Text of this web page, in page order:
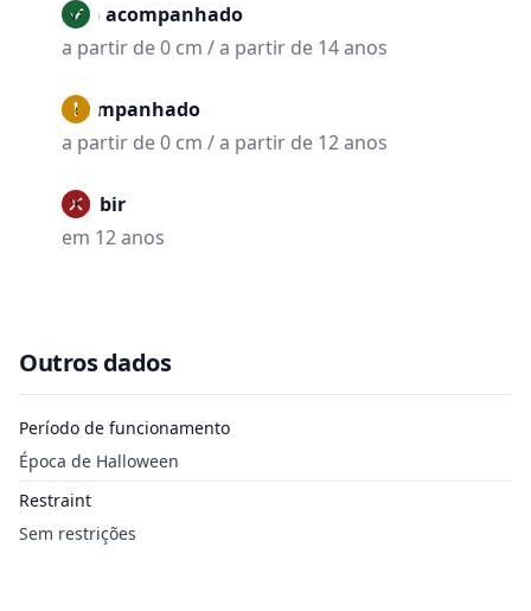
Não acompanhado
a partir de 0 cm / a partir de 14 anos
Acompanhado
a partir de 0 cm / a partir de 12 anos
Proibir
em 12 anos
Outros dados
Período de funcionamento
Época de Halloween
Restraint
Sem restrições